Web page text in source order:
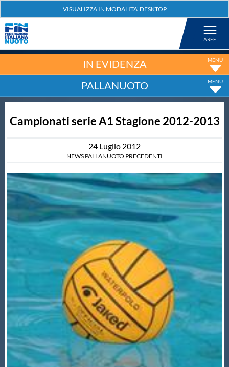
Nuoto
Tuffi
Artistico
Fondo
Salvamento
Master
GUG
Scuole Nuoto
IN EVIDENZA
PALLANUOTO
Campionati serie A1 Stagione 2012-2013
24 Luglio 2012
NEWS PALLANUOTO PRECEDENTI